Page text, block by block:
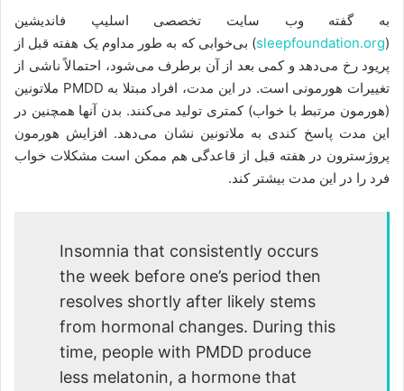
به گفته وب‌ سایت تخصصی اسلیپ فاندیشین
(
sleepfoundation.org) بی‌خوابی که به طور مداوم یک هفته قبل از
پریود رخ می‌دهد و کمی بعد از آن برطرف می‌شود، احتمالاً ناشی از
تغییرات هورمونی است. در این مدت، افراد مبتلا به PMDD ملاتونین
(هورمون مرتبط با خواب) کمتری تولید می‌کنند. بدن آ‌نها همچنین در
این مدت پاسخ کندی به ملاتونین نشان می‌دهد. افزایش هورمون
پروژسترون در هفته قبل از قاعدگی هم ممکن است مشکلات خواب
فرد را در این مدت بیشتر کند.
Insomnia that consistently occurs
the week before one’s period then
resolves shortly after likely stems
from hormonal changes. During this
time, people with PMDD produce
less melatonin, a hormone that